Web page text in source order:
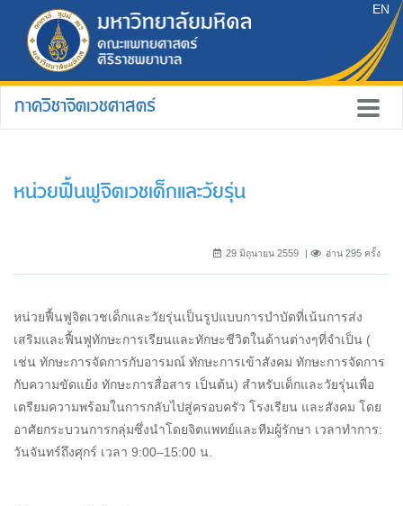
EN
ภาควิชาจิตเวชศาสตร์
หน่วยฟื้นฟูจิตเวชเด็กและวัยรุ่น
29 มิถุนายน 2559 อ่าน 295 ครั้ง
หน่วยฟื้นฟูจิตเวชเด็กและวัยรุ่นเป็นรูปแบบการบำบัดที่เน้นการส่ง
เสริมและฟื้นฟูทักษะการเรียนและทักษะชีวิตในด้านต่างๆที่จำเป็น (
เช่น ทักษะการจัดการกับอารมณ์ ทักษะการเข้าสังคม ทักษะการจัดการ
กับความขัดแย้ง ทักษะการสื่อสาร เป็นต้น) สำหรับเด็กและวัยรุ่นเพื่อ
เตรียมความพร้อมในการกลับไปสู่ครอบครัว โรงเรียน และสังคม โดย
อาศัยกระบวนการกลุ่มซึ่งนำโดยจิตแพทย์และทีมผู้รักษา เวลาทำการ:
วันจันทร์ถึงศุกร์ เวลา 9:00–15:00 น.